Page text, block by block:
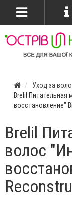
Уход за
Brelil Питательная
восстановление"
Brelil
волос